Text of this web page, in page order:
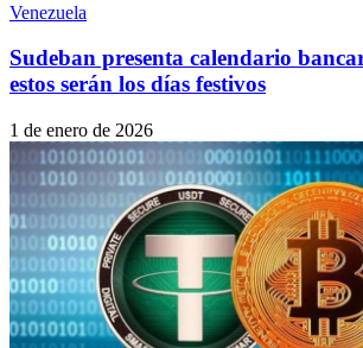
Venezuela
Sudeban presenta calendario
estos serán los días festivos
1 de enero de 2026